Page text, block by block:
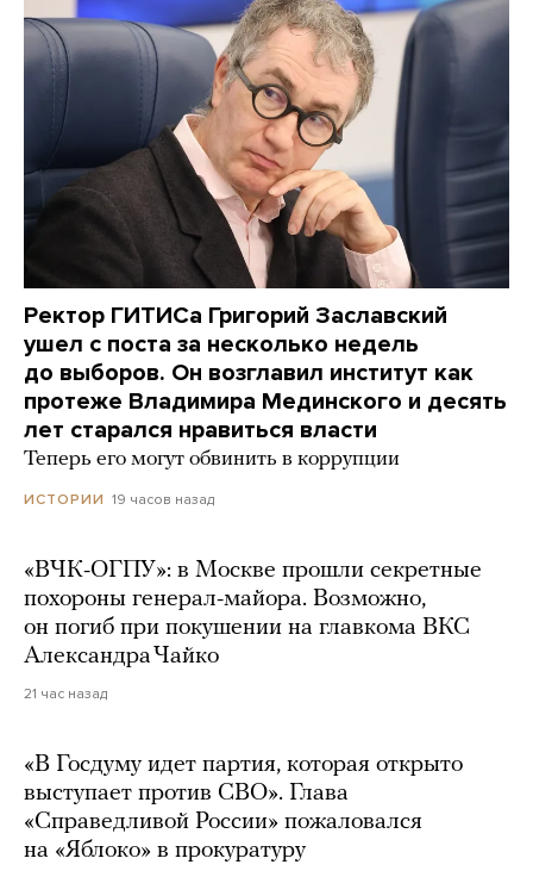
Ректор ГИТИСа Григорий Заславский
ушел с поста за несколько недель
до выборов. Он возглавил институт как
протеже Владимира Мединского и десять
лет старался нравиться власти
Теперь его могут обвинить в коррупции
ИСТОРИИ 19 часов назад
«ВЧК-ОГПУ»: в Москве прошли секретные
похороны генерал-майора. Возможно,
он погиб при покушении на главкома ВКС
Александра Чайко
21 час назад
«В Госдуму идет партия, которая открыто
выступает против СВО». Глава
«Справедливой России» пожаловался
на «Яблоко» в прокуратуру